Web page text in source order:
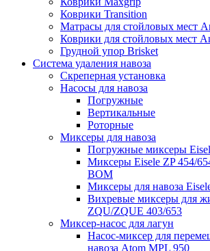
Коврики Transition
Матрасы для стойловых мест
Коврики для стойловых мест
Грудной упор Brisket
Система удаления навоза
Скреперная установка
Насосы для навоза
Погружные
Вертикальные
Роторные
Миксеры для навоза
Погружные миксеры
Миксеры Eisele ZP 454/
ВОМ
Миксеры для навоза
Вихревые миксеры для
ZQU/ZQUE 403/653
Миксер-насос для лагун
Насос-миксер для
навоза Atom MPL 950